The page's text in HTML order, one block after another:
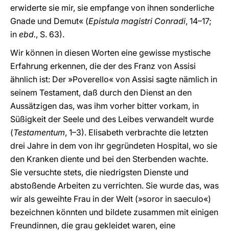
erwiderte sie mir, sie empfange von ihnen sonderliche
Gnade und Demut« (Epistula magistri Conradi, 14–17;
in ebd., S. 63).
Wir können in diesen Worten eine gewisse mystische
Erfahrung erkennen, die der des Franz von Assisi
ähnlich ist: Der »Poverello« von Assisi sagte nämlich in
seinem Testament, daß durch den Dienst an den
Aussätzigen das, was ihm vorher bitter vorkam, in
Süßigkeit der Seele und des Leibes verwandelt wurde
(Testamentum, 1–3). Elisabeth verbrachte die letzten
drei Jahre in dem von ihr gegründeten Hospital, wo sie
den Kranken diente und bei den Sterbenden wachte.
Sie versuchte stets, die niedrigsten Dienste und
abstoßende Arbeiten zu verrichten. Sie wurde das, was
wir als geweihte Frau in der Welt (»soror in saeculo«)
bezeichnen könnten und bildete zusammen mit einigen
Freundinnen, die grau gekleidet waren, eine